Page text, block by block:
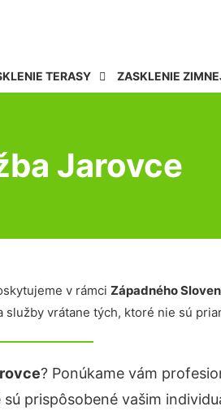
TERASY ZASKLENIE
Jarovce
v rámci Západného
služby vrátane tých, ktoré nie sú
? Ponúkame vám
prispôsobené vašim